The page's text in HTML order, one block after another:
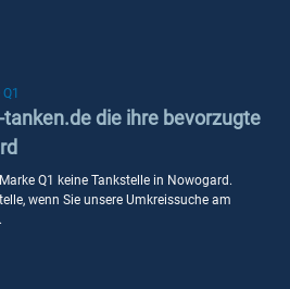
Q1
tanken.de die ihre bevorzugte
Q1 keine Tankstelle in Nowogard.
wenn Sie unsere Umkreissuche am